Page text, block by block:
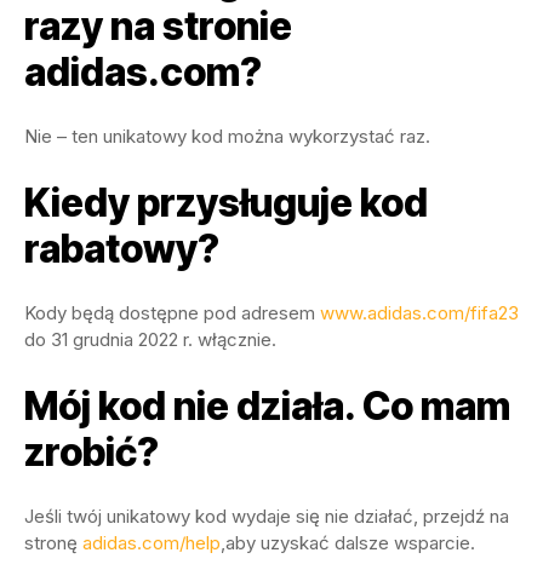
razy na stronie
adidas.com?
Nie – ten unikatowy kod można wykorzystać raz.
Kiedy przysługuje kod
rabatowy?
Kody będą dostępne pod adresem www.adidas.com/fifa23
do 31 grudnia 2022 r. włącznie.
Mój kod nie działa. Co mam
zrobić?
Jeśli twój unikatowy kod wydaje się nie działać, przejdź na
stronę adidas.com/help,aby uzyskać dalsze wsparcie.